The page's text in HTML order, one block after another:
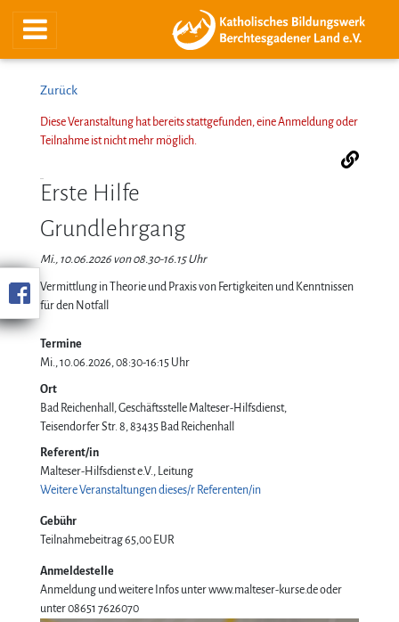
Zurück
Diese Veranstaltung hat bereits stattgefunden, eine Anmeldung oder
Teilnahme ist nicht mehr möglich.
Erste Hilfe
Grundlehrgang
Mi., 10.06.2026 von 08.30-16.15 Uhr
Vermittlung in Theorie und Praxis von Fertigkeiten und Kenntnissen
für den Notfall
Termine
Mi., 10.06.2026, 08:30-16:15 Uhr
Ort
Bad Reichenhall, Geschäftsstelle Malteser-Hilfsdienst
Teisendorfer Str. 8 83435 Bad Reichenhall
Referent/in
Malteser-Hilfsdienst e.V., Leitung
Weitere Veranstaltungen dieses/r Referenten/in
Gebühr
Teilnahmebeitrag65,00 EUR
Anmeldestelle
Anmeldung und weitere Infos unter www.malteser-kurse.de oder
unter 08651 7626070